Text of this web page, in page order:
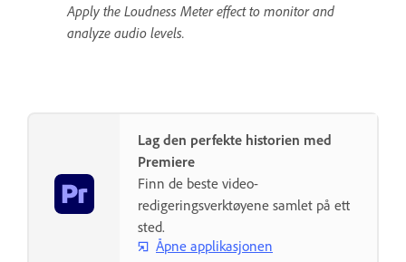
Apply the Loudness Meter effect to monitor and
analyze audio levels.
Lag den perfekte historien med
Premiere
Finn de beste video-
redigeringsverktøyene samlet på ett
sted.
Åpne applikasjonen